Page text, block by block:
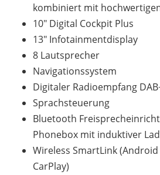
kombiniert mit
10" Digital Cockpit Plus
13" Infotainmentdisplay
8 Lautsprecher
Navigationssystem
Digitaler Radioempfang
Sprachsteuerung
Bluetooth
Phonebox mit induktiver
Wireless SmartLink
CarPlay)